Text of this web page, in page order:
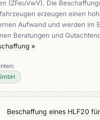
(ZFeuVwV). Die
erzeugen einen
Aufwand und werden im
Beratungen und
»
Beschaffung eines HLF20